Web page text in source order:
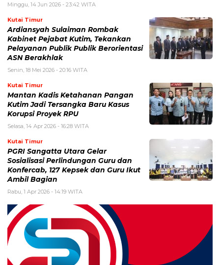
Minggu, 14 Jun 2026 - 23:42 WITA
Kutai Timur
Ardiansyah Sulaiman Rombak
Kabinet Pejabat Kutim, Tekankan
Pelayanan Publik Publik Berorientasi
ASN Berakhlak
Senin, 18 Mei 2026 - 20:16 WITA
Kutai Timur
Mantan Kadis Ketahanan Pangan
Kutim Jadi Tersangka Baru Kasus
Korupsi Proyek RPU
Selasa, 14 Apr 2026 - 16:28 WITA
Kutai Timur
PGRI Sangatta Utara Gelar
Sosialisasi Perlindungan Guru dan
Konfercab, 127 Kepsek dan Guru Ikut
Ambil Bagian
Rabu, 1 Apr 2026 - 14:19 WITA